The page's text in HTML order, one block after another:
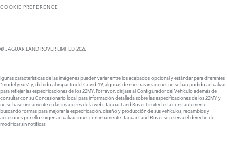
COOKIE PREFERENCE
© JAGUAR LAND ROVER LIMITED 2026
lgunas características de las imágenes pueden variar entre los acabados opcional y estándar para diferentes
"model years" y, debido al impacto del Covid-19, algunas de nuestras imágenes no se han podido actualizar
para reflejar las especificaciones de los 22MY. Por favor, diríjase al Configurador del Vehículo además de
consultar con su Concesionario local para información detallada sobre las especificaciones de los 22MY y
no se base únicamente en las imágenes de la web. Jaguar Land Rover Limited está constantemente
buscando formas para mejorar la especificación, diseño y producción de sus vehículos, recambios y
accesorios por ello surgen actualizaciones continuamente. Jaguar Land Rover se reserva el derecho de
modificar sin notificar.